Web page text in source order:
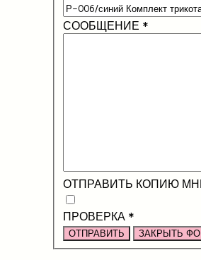
СООБЩЕНИЕ *
ОТПРАВИТЬ КОПИЮ
ПРОВЕРКА*
ОТПРАВИТЬ ЗАКРЫТЬ